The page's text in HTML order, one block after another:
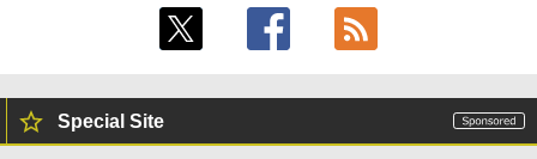
非エンジニア 初心者 素人 でも安心 使い
方 マニュアル AI副業にもコンテンツ作成
にもKindle出版にも！ 非エンジニアのた
るさ自動調整、色調調節ライト、12週間
持続バッテリー、広告なし、メタリック
ブラック
￥27,980
Special Site